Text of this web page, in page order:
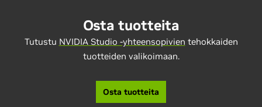
Osta tuotteita
Tutustu NVIDIA Studio -yhteensopivien tehokkaiden
tuotteiden valikoimaan.
Osta tuotteita